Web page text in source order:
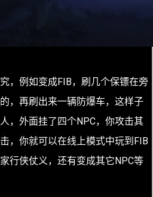
，例如变成FIB，刷几个保镖在旁
，再刷出来一辆防爆车，这样子
，外面挂了四个NPC，你攻击其
，你就可以在线上模式中玩到FIB
行侠仗义，还有变成其它NPC等